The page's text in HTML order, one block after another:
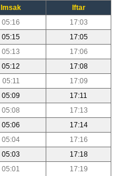
Imsak
Iftar
05:16
17:03
05:15
17:05
05:13
17:06
05:12
17:08
05:11
17:09
05:09
17:11
05:08
17:13
05:06
17:14
05:04
17:16
05:03
17:18
05:01 17:19